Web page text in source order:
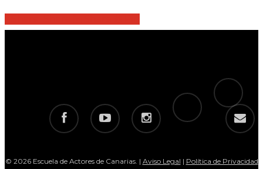
facebook youtube instagram
telegram
tiktok
email
© 2026 Escuela de Actores de Canarias. | Aviso Legal | Política de Privacidad